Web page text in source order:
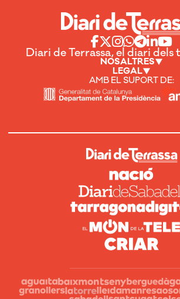
Diari de Terrassa, el diari dels
NOSALTRES
LEGAL
AMB EL SUPORT DE: